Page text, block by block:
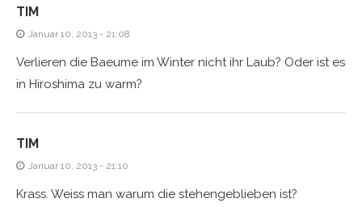
TIM
Januar 10, 2013 - 21:08
Verlieren die Baeume im Winter nicht ihr Laub? Oder ist es
in Hiroshima zu warm?
TIM
Januar 10, 2013 - 21:10
Krass. Weiss man warum die stehengeblieben ist?